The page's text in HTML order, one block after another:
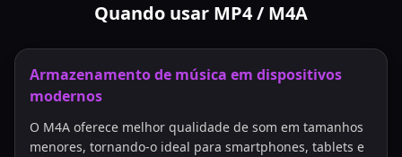
Quando usar MP4 / M4A
Armazenamento de música em dispositivos
modernos
O M4A oferece melhor qualidade de som em tamanhos
menores, tornando-o ideal para smartphones, tablets e